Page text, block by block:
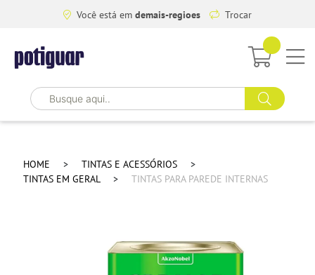
Você está em demais-regioes Trocar
HOME
TINTAS E ACESSÓRIOS
TINTAS EM GERAL
TINTAS PARA PAREDE INTERNAS